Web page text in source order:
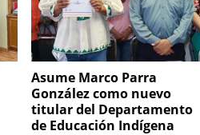
Asume Marco Parra
González como nuevo
titular del Departamento
de Educación Indígena